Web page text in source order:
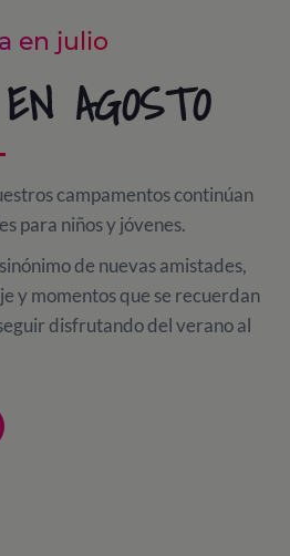
en julio
AGOSTO
campamentos continúan
para niños y jóvenes.
de nuevas amistades,
y momentos que se recuerdan
disfrutando del verano al